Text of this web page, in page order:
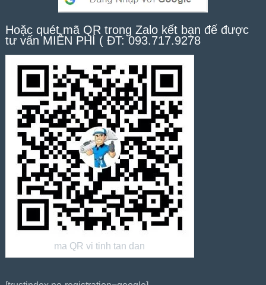
Hoặc quét mã QR trong Zalo kết bạn để được
tư vấn MIỄN PHÍ ( ĐT: 093.717.9278
ma QR vi tinh tan dan